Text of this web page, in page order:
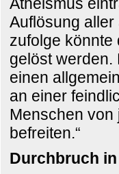
Auflösung
zufolge könnte
gelöst werden.
einen
an einer
Menschen von
befreiten.“
Durchbruch